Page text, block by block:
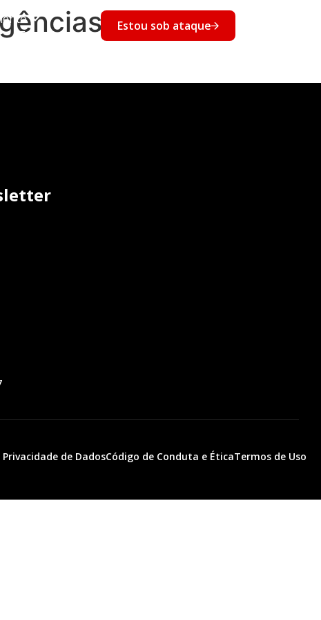
Eventos
Estou sob ataque
para as
de DadosCódigo de Conduta e ÉticaTermos de Uso